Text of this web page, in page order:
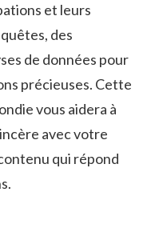
et leurs
des
de données pour⁤
précieuses. ​Cette
vous aidera ‍à
⁣avec votre
qui répond